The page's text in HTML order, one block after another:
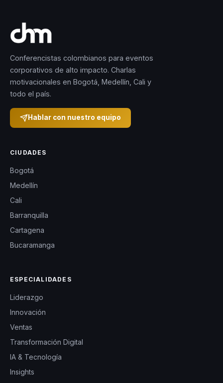
Conferencistas colombianos para eventos
corporativos de alto impacto. Charlas
motivacionales en Bogotá, Medellín, Cali y
todo el país.
Hablar con nuestro equipo
CIUDADES
Bogotá
Medellín
Cali
Barranquilla
Cartagena
Bucaramanga
ESPECIALIDADES
Liderazgo
Innovación
Ventas
Transformación Digital
IA & Tecnología
Insights